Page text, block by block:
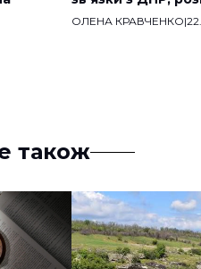
ОЛЕНА КРАВЧЕНКО|
також